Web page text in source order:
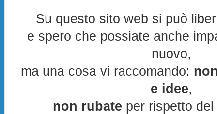
Su questo sito web si può
e spero che possiate anche
nuovo,
ma una cosa vi raccomando:
e idee,
non rubate per rispetto